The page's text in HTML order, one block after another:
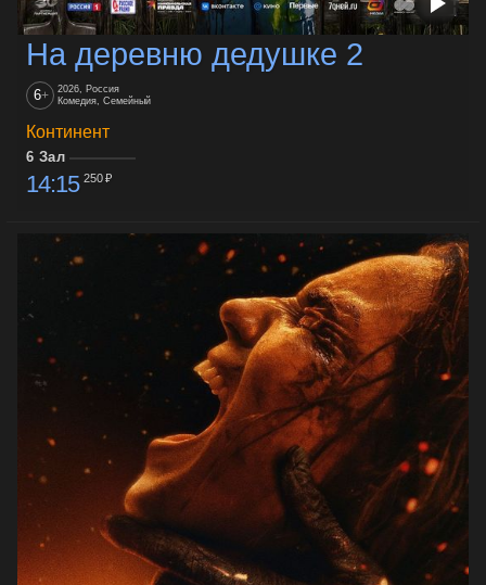
На деревню дедушке 2
6+
2026, Россия
Комедия, Семейный
Континент
6 Зал
14:15 250 ₽